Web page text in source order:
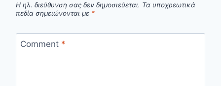
Η ηλ. διεύθυνση σας δεν δημοσιεύεται. Τα υποχρεωτικά
πεδία σημειώνονται με *
Comment *